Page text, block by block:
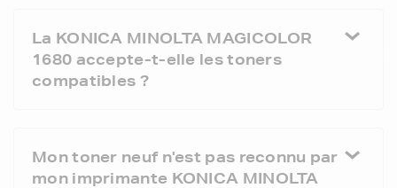
La KONICA MINOLTA MAGICOLOR
1680 accepte-t-elle les toners
compatibles ?
Mon toner neuf n'est pas reconnu par
mon imprimante KONICA MINOLTA